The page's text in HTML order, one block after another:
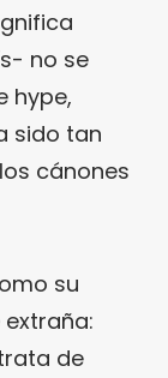
no se
hype,
sido tan
cánones
su
de